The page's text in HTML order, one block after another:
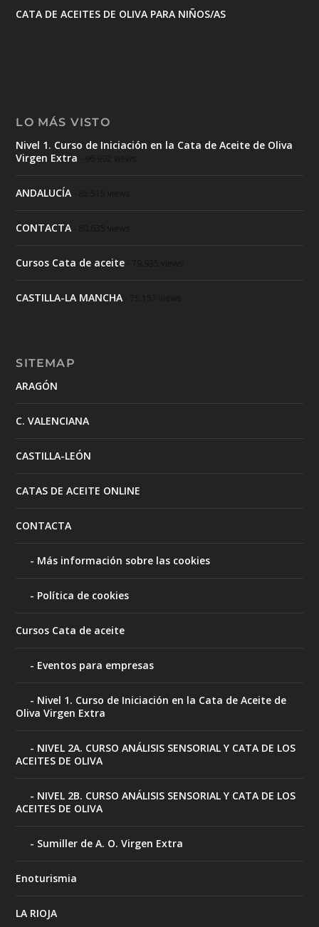
CATA DE ACEITES DE OLIVA PARA NIÑOS/AS
LO MÁS VISTO
Nivel 1. Curso de Iniciación en la Cata de Aceite de Oliva
Virgen Extra
ANDALUCÍA
CONTACTA
Cursos Cata de aceite
CASTILLA-LA MANCHA
SITEMAP
ARAGÓN
C. VALENCIANA
CASTILLA-LEÓN
CATAS DE ACEITE ONLINE
CONTACTA
Más información sobre las cookies
Política de cookies
Cursos Cata de aceite
Eventos para empresas
Nivel 1. Curso de Iniciación en la Cata de Aceite de
Oliva Virgen Extra
NIVEL 2A. CURSO ANÁLISIS SENSORIAL Y CATA DE LOS
ACEITES DE OLIVA
NIVEL 2B. CURSO ANÁLISIS SENSORIAL Y CATA DE LOS
ACEITES DE OLIVA
Sumiller de A. O. Virgen Extra
Enoturismia
LA RIOJA